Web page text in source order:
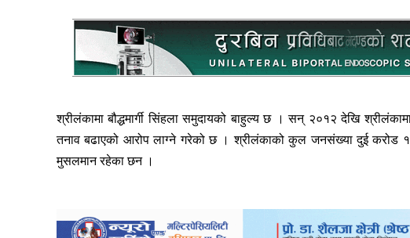
श्रीलंकामा बौद्धमार्गी सिंहला समुदायको बाहुल्य छ । सन् २०१२ देखि
तनाव बढाएको आरोप लाग्ने गरेको छ । श्रीलंकाको कुल जनसंख्या दुई करोड १०
मुसलमान रहेका छन ।